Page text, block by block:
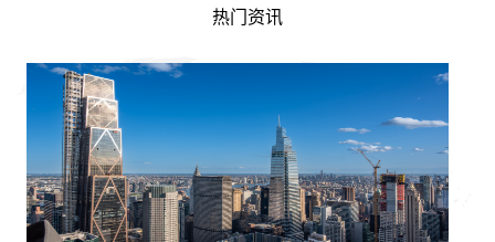
热门资讯